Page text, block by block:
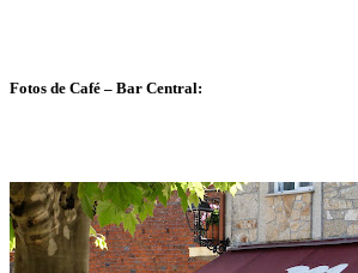
Fotos de Café – Bar Central: